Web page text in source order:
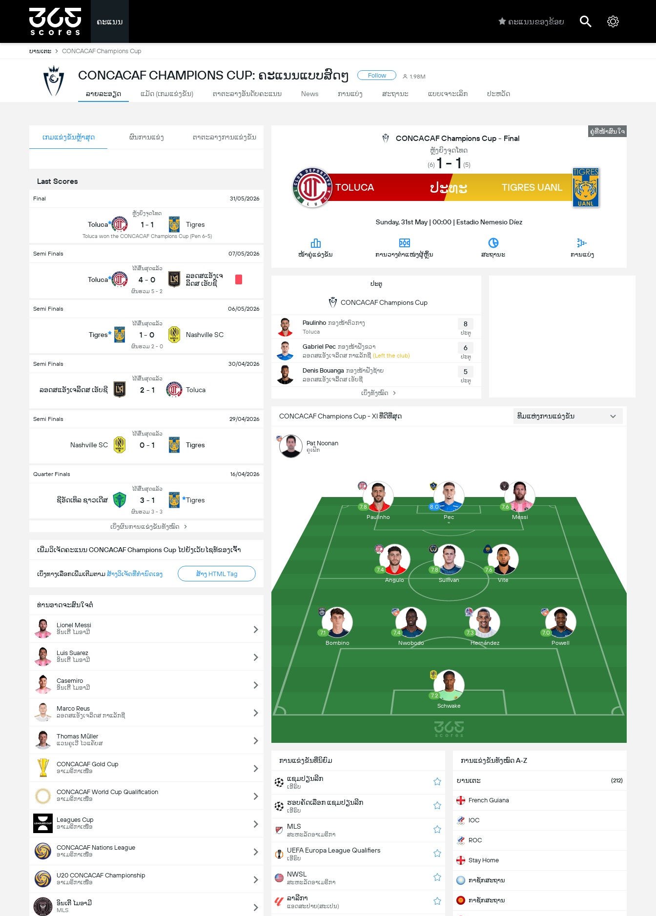
ຄະແນນ ຄະແນນຂອງຂ້ອຍ
ບານເຕະ CONCACAF Champions Cup
CONCACAF CHAMPIONS CUP: ຄະແນນແບບສົດໆ Follow 1.98M
ລາຍລະອຽດ ແມັດ (ເກມແຂ່ງຂັນ) ຕາຕະລາງອັນດັບຄະແນນ News ການແບ່ງ ສະຖານະ ແບບເຈາະເລິກ ປະຫວັດ
ເກມແຂ່ງຂັນຫຼ້າສຸດ ຜົນການແຂ່ງ ຕາຕະລາງການແຂ່ງຂັນ
Last Scores
Final 31/05/2026
Toluca
ຫຼັງຍິງຈຸດໂທດ
1 - 1
Toluca won the CONCACAF Champions Cup (Pen 6-5)
Tigres
Semi Finals 07/05/2026
Toluca
ໄດ້ສິ້ນສຸດແລ້ວ
4 - 0
ຜົນຮວມ 5 - 2
ລອດສແອັງເຈ
ລິິດສ ເອັບຊີ
Semi Finals 06/05/2026
Tigres
ໄດ້ສິ້ນສຸດແລ້ວ
1 - 0
ຜົນຮວມ 2 - 0
Nashville SC
Semi Finals 30/04/2026
ລອດສແອັງເຈລິິດສ ເອັບຊີ
ໄດ້ສິ້ນສຸດແລ້ວ
2 - 1 Toluca
Semi Finals 29/04/2026
Nashville SC
ໄດ້ສິ້ນສຸດແລ້ວ
0 - 1 Tigres
Quarter Finals 16/04/2026
ຊີອັດເທິລ ຊາວເດີສ
ໄດ້ສິ້ນສຸດແລ້ວ
3 - 1
ຜົນຮວມ 3 - 3
Tigres
ເບິ່ງຜົນການແຂ່ງຂັນທັງໝົດ
ເພີ່ມວິເຈັດຄະແນນ CONCACAF Champions Cup ໄປຍັງເວັບໄຊທ໌ຂອງເຈົ້າ
ເບິ່ງທາງເລືອກເພີ່ມເຕີມຕາມ ສ້າງວິເຈັດທີ່ກຳນົດເອງ ສ້າງ HTML Tag
ທ່ານອາດຈະສົນໃຈຕໍ່
Lionel Messi
ອິນເຕີີ ໄມອາມີ
Luis Suarez
ອິນເຕີີ ໄມອາມີ
Casemiro
ອິນເຕີີ ໄມອາມີ
Marco Reus
ລອດສແອັງເຈລິດສ ກາແລັກຊີ
Thomas Müller
ແວນຄູເວີ ໄວແຄັບສ
CONCACAF Gold Cup
ອາເມຣິກາເໜືອ
CONCACAF World Cup Qualification
ອາເມຣິກາເໜືອ
Leagues Cup
ອາເມຣິກາເໜືອ
CONCACAF Nations League
ອາເມຣິກາເໜືອ
U20 CONCACAF Championship
ອາເມຣິກາເໜືອ
ອິນເຕີີ ໄມອາມີ
MLS
ຄູ່ທີ່ໜ້າສົນໃຈ
CONCACAF Champions Cup - Final
ຫຼັງຍິງຈຸດໂທດ
(6) 1 - 1 (5)
TOLUCA ປະທະ TIGRES UANL
Sunday, 31st May | 00:00 | Estadio Nemesio Díez
ໜ້າຄູ່ແຂ່ງຂັນ ການວາງຕຳແໜ່ງຜູ້ຫຼິ້ນ ສະຖານະ ການແບ່ງ
ປະຕູ
CONCACAF Champions Cup
Paulinho ກອງໜ້າຕົວກາງ
Toluca
8
ປະຕູ
Gabriel Pec ກອງໜ້າຝັ່ງຂວາ
ລອດສແອັງເຈລິດສ ກາແລັກຊີ (Left the club)
6
ປະຕູ
Denis Bouanga ກອງໜ້າຝັ່ງຊ້າຍ
ລອດສແອັງເຈລິິດສ ເອັບຊີ
5
ປະຕູ
ເບິ່ງທັງໝົດ
CONCACAF Champions Cup - XI ທີ່ດີທີ່ສຸດ ທີມແຫ່ງການແຂ່ງຂັນ
Pat Noonan
ຄູເຝິກ
7.8
Paulinho
7.0
Powell
7.4
Angulo
7.1
Bombino
7.8
Sullivan
7.2
Schwake
8.0
Pec
7.3
Hernández
7.4
Nwobodo
7.6
Messi
7.6
Vite
ການແຂ່ງຂັນທີ່ນິຍົມ
ແຊມປຽນລີກ
ເອີຣົບ
ຮອບຄັດເລືອກ ແຊມປຽນລີກ
ເອີຣົບ
MLS
ສະຫະລັດອາເມຣິກາ
UEFA Europa League Qualifiers
ເອີຣົບ
NWSL
ສະຫະລັດອາເມຣິກາ
ລາລີກາ
ແອດສະປາຍ​(ສະເປນ)
ການແຂ່ງຂັນທັງໝົດ A-Z
ບານເຕະ (212)
French Guiana
IOC
ROC
Stay Home
ກາຊັກສະຖານ
ກາຊັກສະຖານ